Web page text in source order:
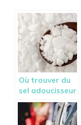
Où trouver du
sel adoucisseur
en pastille? La
réponse dans
cet article